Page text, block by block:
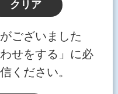
ございました
せをする」に必
ください。